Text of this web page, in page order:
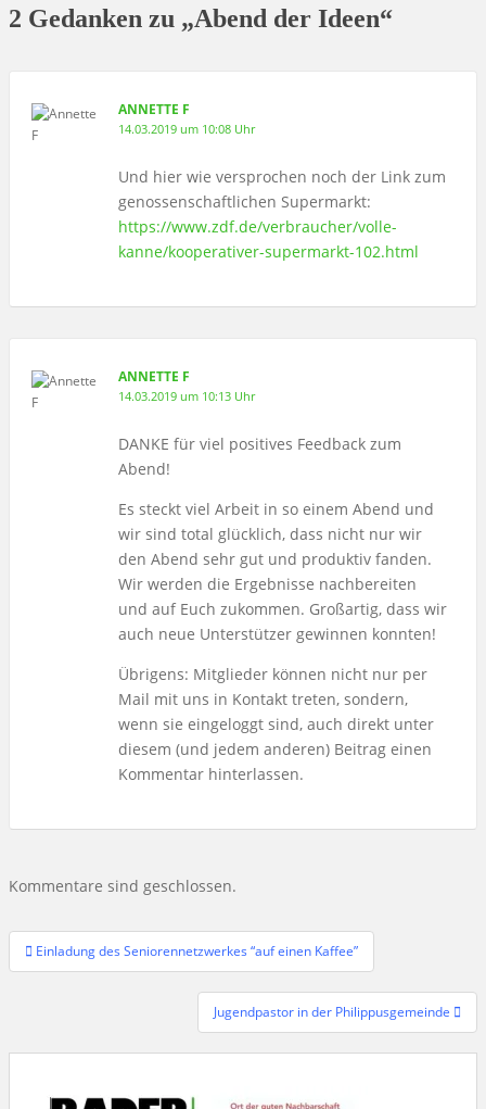
2 Gedanken zu „Abend der Ideen“
ANNETTE F
14.03.2019 um 10:08 Uhr
Und hier wie versprochen noch der Link zum
genossenschaftlichen Supermarkt:
https://www.zdf.de/verbraucher/volle-
kanne/kooperativer-supermarkt-102.html
ANNETTE F
14.03.2019 um 10:13 Uhr
DANKE für viel positives Feedback zum
Abend!
Es steckt viel Arbeit in so einem Abend und
wir sind total glücklich, dass nicht nur wir
den Abend sehr gut und produktiv fanden.
Wir werden die Ergebnisse nachbereiten
und auf Euch zukommen. Großartig, dass wir
auch neue Unterstützer gewinnen konnten!
Übrigens: Mitglieder können nicht nur per
Mail mit uns in Kontakt treten, sondern,
wenn sie eingeloggt sind, auch direkt unter
diesem (und jedem anderen) Beitrag einen
Kommentar hinterlassen.
Kommentare sind geschlossen.
Beitragsnavigation
Einladung des Seniorennetzwerkes “auf einen Kaffee”
Jugendpastor in der Philippusgemeinde